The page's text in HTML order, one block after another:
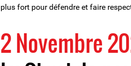
plus fort pour défendre et faire
2 Novembre